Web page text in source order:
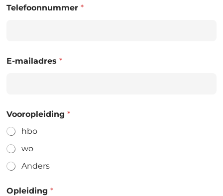
Telefoonnummer *
E-mailadres *
Vooropleiding *
hbo
wo
Anders
Opleiding *